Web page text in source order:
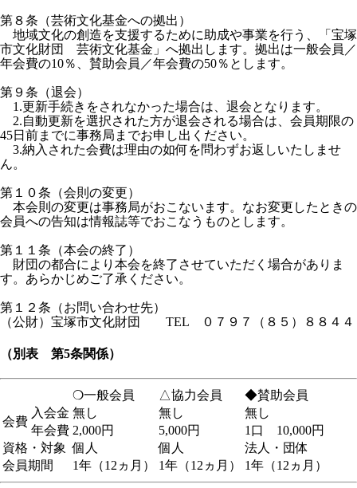
第８条（芸術文化基金への拠出）
地域文化の創造を支援するために助成や事業を行う、「宝塚
市文化財団 芸術文化基金」へ拠出します。拠出は一般会員／
年会費の10％、賛助会員／年会費の50％とします。
第９条（退会）
1.更新手続きをされなかった場合は、退会となります。
2.自動更新を選択された方が退会される場合は、会員期限の
45日前までに事務局までお申し出ください。
3.納入された会費は理由の如何を問わずお返しいたしませ
ん。
第１０条（会則の変更）
本会則の変更は事務局がおこないます。なお変更したときの
会員への告知は情報誌等でおこなうものとします。
第１１条（本会の終了）
財団の都合により本会を終了させていただく場合がありま
す。あらかじめご了承ください。
第１２条（お問い合わせ先）
（公財）宝塚市文化財団 TEL ０７９７（８５）８８４４
（別表 第5条関係）
❍一般会員 △協力会員
◆賛助会員
会費
入会金 無し 無し
無し
年会費 2,000円 5,000円
1口 10,000円
資格・対象 個人 個人
法人・団体
会員期間
1年（12ヵ月） 1年（12ヵ月） 1年（12ヵ月）